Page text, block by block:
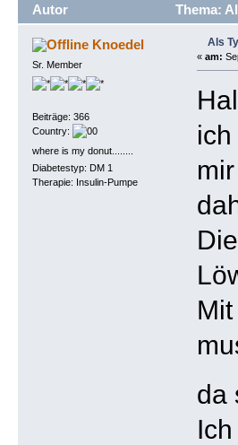
Autor Thema:
Knoedel
Sr. Member
Beiträge: 366
Country:
where is my donut........
Diabetestyp: DM 1
Therapie: Insulin-Pumpe
Als
« am:
da